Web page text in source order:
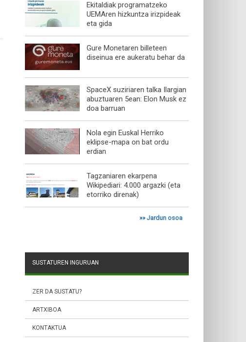
Ekitaldiak programatzeko
UEMAren hizkuntza irizpideak
eta gida
Gure Monetaren billeteen
diseinua ere aukeratu behar da
SpaceX suziriaren talka Ilargian
abuztuaren 5ean: Elon Musk ez
doa barruan
Nola egin Euskal Herriko
eklipse-mapa on bat ordu
erdian
Tagzaniaren ekarpena
Wikipediari: 4.000 argazki (eta
etorriko direnak)
»»Jardun osoa
SUSTATUREN INGURUAN
ZER DA SUSTATU?
ARTXIBOA
KONTAKTUA